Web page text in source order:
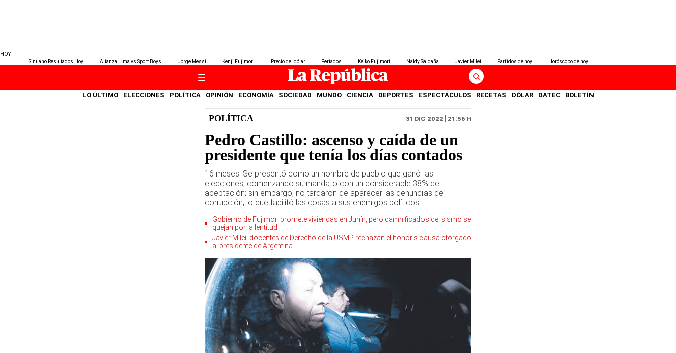
HOY
Sinuano Resultados Hoy
Alianza Lima vs Sport Boys Jorge Messi Kenji Fujimori Precio del dólar Feriados Keiko Fujimori Naldy Saldaña Javier Milei Partidos de hoy Horóscopo de hoy
LO ÚLTIMO ELECCIONES POLÍTICA OPINIÓN ECONOMÍA SOCIEDAD MUNDO CIENCIA DEPORTES ESPECTÁCULOS RECETAS DÓLAR DATEC BOLETÍN
POLÍTICA 31 DIC 2022 | 21:56 H
Pedro Castillo: ascenso y caída de un
presidente que tenía los días contados
16 meses. Se presentó como un hombre de pueblo que ganó las
elecciones, comenzando su mandato con un considerable 38% de
aceptación; sin embargo, no tardaron de aparecer las denuncias de
corrupción, lo que facilitó las cosas a sus enemigos políticos.
Gobierno de Fujimori promete viviendas en Junín, pero damnificados del sismo se
quejan por la lentitud
Javier Milei: docentes de Derecho de la USMP rechazan el honoris causa otorgado
al presidente de Argentina